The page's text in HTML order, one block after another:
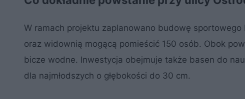
W ramach projektu zaplanowano budowę
oraz widownią mogącą pomieścić 150 osób. Obok
bicze wodne. Inwestycja obejmuje także basen do
dla najmłodszych o głębokości do 30 cm.